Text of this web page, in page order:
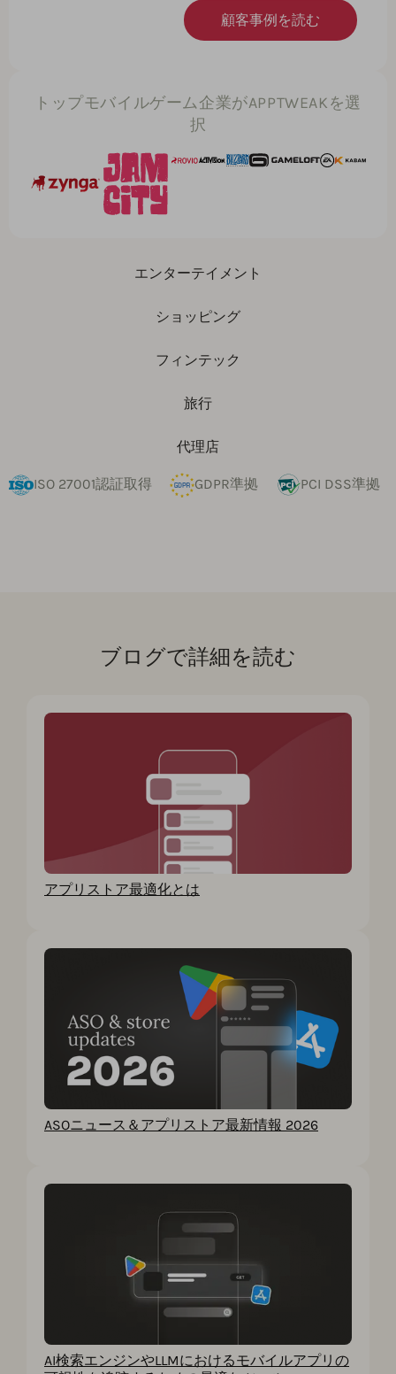
エンターテイメント
ショッピング
フィンテック
旅行
代理店
顧客事例を読む
トップモバイルゲーム企業がAPPTWEAKを選
択
ISO 27001認証取得 GDPR準拠 PCI DSS準拠
ブログで詳細を読む
アプリストア最適化とは
ASOニュース＆アプリストア最新情報 2026
AI検索エンジンやLLMにおけるモバイルアプリの